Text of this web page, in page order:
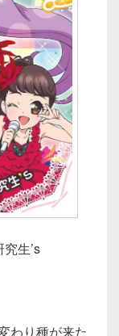
生’s
わり種が来た